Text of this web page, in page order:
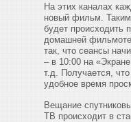
На этих каналах
новый фильм.
будет происходить
домашней
так, что сеансы
– в 10:00 на
т.д. Получается,
удобное время
Вещание
ТВ происходит в